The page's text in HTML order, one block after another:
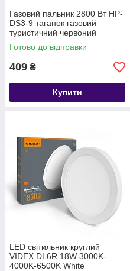
Газовий пальник 2800 Вт HP-
DS3-9 таганок газовий
туристичний червоний
Готово до відправки
409 ₴
Купити
LED світильник круглий
VIDEX DL6R 18W 3000K-
4000K-6500K White